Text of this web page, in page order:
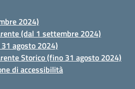
2024)
(dal 1 settembre 2024)
agosto 2024)
Storico (fino 31 agosto 2024)
di accessibilità